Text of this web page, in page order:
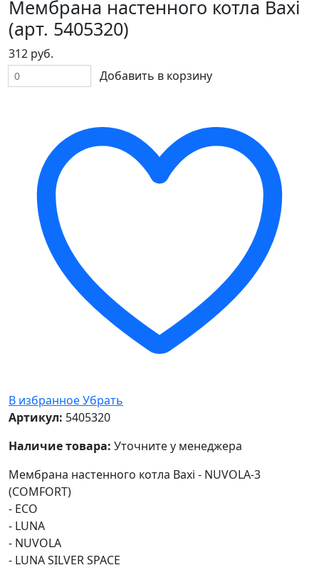
Мембрана настенного котла Baxi
(арт. 5405320)
312 руб.
Добавить в корзину
В избранноеУбрать
Артикул: 5405320
Наличие товара: Уточните у менеджера
Мембрана настенного котла Baxi - NUVOLA-3
(COMFORT)
- ECO
- LUNA
- NUVOLA
- LUNA SILVER SPACE